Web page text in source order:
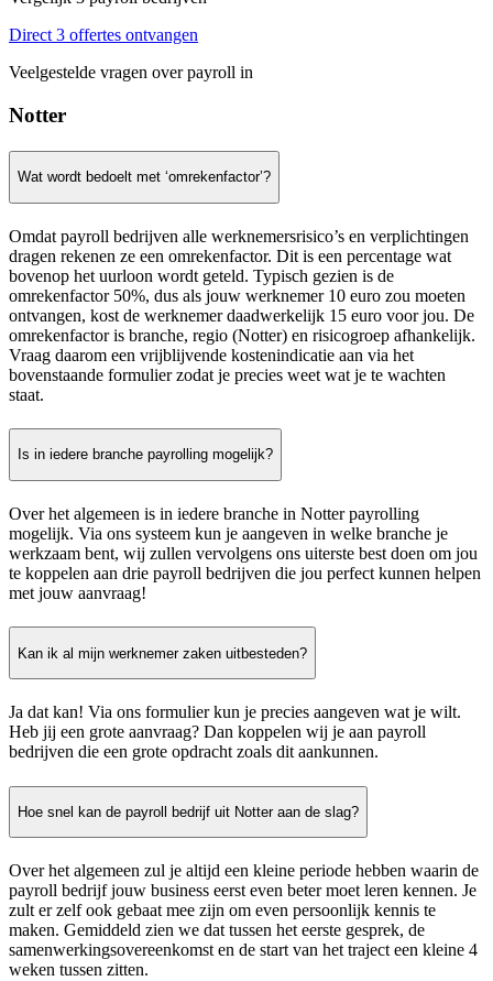
Direct 3 offertes ontvangen
Veelgestelde vragen over payroll in
Notter
Wat wordt bedoelt met ‘omrekenfactor’?
Omdat payroll bedrijven alle werknemersrisico’s en verplichtingen
dragen rekenen ze een omrekenfactor. Dit is een percentage wat
bovenop het uurloon wordt geteld. Typisch gezien is de
omrekenfactor 50%, dus als jouw werknemer 10 euro zou moeten
ontvangen, kost de werknemer daadwerkelijk 15 euro voor jou. De
omrekenfactor is branche, regio (Notter) en risicogroep afhankelijk.
Vraag daarom een vrijblijvende kostenindicatie aan via het
bovenstaande formulier zodat je precies weet wat je te wachten
staat.
Is in iedere branche payrolling mogelijk?
Over het algemeen is in iedere branche in Notter payrolling
mogelijk. Via ons systeem kun je aangeven in welke branche je
werkzaam bent, wij zullen vervolgens ons uiterste best doen om jou
te koppelen aan drie payroll bedrijven die jou perfect kunnen helpen
met jouw aanvraag!
Kan ik al mijn werknemer zaken uitbesteden?
Ja dat kan! Via ons formulier kun je precies aangeven wat je wilt.
Heb jij een grote aanvraag? Dan koppelen wij je aan payroll
bedrijven die een grote opdracht zoals dit aankunnen.
Hoe snel kan de payroll bedrijf uit Notter aan de slag?
Over het algemeen zul je altijd een kleine periode hebben waarin de
payroll bedrijf jouw business eerst even beter moet leren kennen. Je
zult er zelf ook gebaat mee zijn om even persoonlijk kennis te
maken. Gemiddeld zien we dat tussen het eerste gesprek, de
samenwerkingsovereenkomst en de start van het traject een kleine 4
weken tussen zitten.